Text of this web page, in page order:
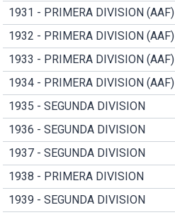
1931 - PRIMERA DIVISION (AAF)
1932 - PRIMERA DIVISION (AAF)
1933 - PRIMERA DIVISION (AAF)
1934 - PRIMERA DIVISION (AAF)
1935 - SEGUNDA DIVISION
1936 - SEGUNDA DIVISION
1937 - SEGUNDA DIVISION
1938 - PRIMERA DIVISION
1939 - SEGUNDA DIVISION